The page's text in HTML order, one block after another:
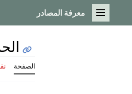
القائمة الرئيسية
معرفة المصادر
الصفحة